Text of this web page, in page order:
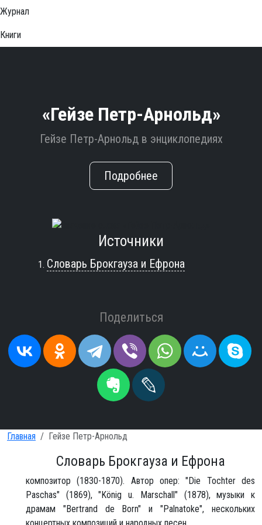
Журнал
Книги
«Гейзе Петр-Арнольд»
Гейзе Петр-Арнольд в энциклопедиях
Подробнее
Источники
Словарь Брокгауза и Ефрона
Поделиться
Главная Гейзе Петр-Арнольд
Словарь Брокгауза и Ефрона
композитор (1830-1870). Автор опер: "Die Tochter des
Paschas" (1869), "König u. Marschall" (1878), музыки к
драмам "Bertrand de Born" и "Palnatoke", нескольких